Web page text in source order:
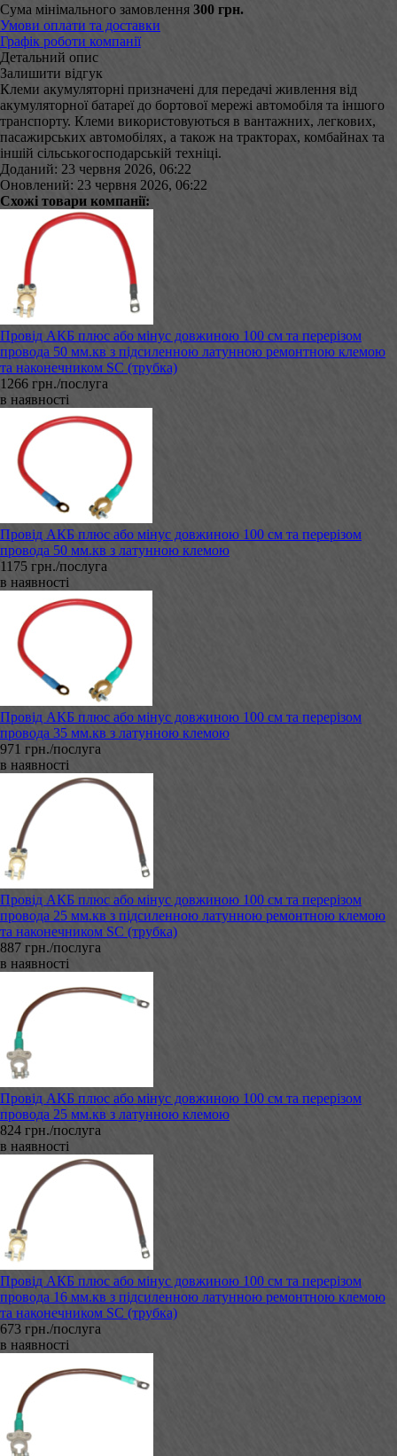
Сума мінімального замовлення 300 грн.
Умови оплати та доставки
Графік роботи компанії
Детальний опис
Залишити відгук
Клеми акумуляторні призначені для передачі живлення від
акумуляторної батареї до бортової мережі автомобіля та іншого
транспорту. Клеми використовуються в вантажних, легкових,
пасажирських автомобілях, а також на тракторах, комбайнах та
іншій сільськогосподарській техніці.
Доданий: 23 червня 2026, 06:22
Оновлений: 23 червня 2026, 06:22
Схожі товари компанії:
Провід АКБ плюс або мінус довжиною 100 см та перерізом
провода 50 мм.кв з підсиленною латунною ремонтною клемою
та наконечником SC (трубка)
1266 грн./послуга
в наявності
Провід АКБ плюс або мінус довжиною 100 см та перерізом
провода 50 мм.кв з латунною клемою
1175 грн./послуга
в наявності
Провід АКБ плюс або мінус довжиною 100 см та перерізом
провода 35 мм.кв з латунною клемою
971 грн./послуга
в наявності
Провід АКБ плюс або мінус довжиною 100 см та перерізом
провода 25 мм.кв з підсиленною латунною ремонтною клемою
та наконечником SC (трубка)
887 грн./послуга
в наявності
Провід АКБ плюс або мінус довжиною 100 см та перерізом
провода 25 мм.кв з латунною клемою
824 грн./послуга
в наявності
Провід АКБ плюс або мінус довжиною 100 см та перерізом
провода 16 мм.кв з підсиленною латунною ремонтною клемою
та наконечником SC (трубка)
673 грн./послуга
в наявності